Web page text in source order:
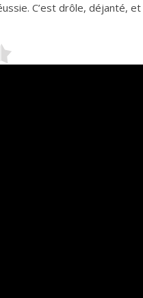
C’est drôle, déjanté,